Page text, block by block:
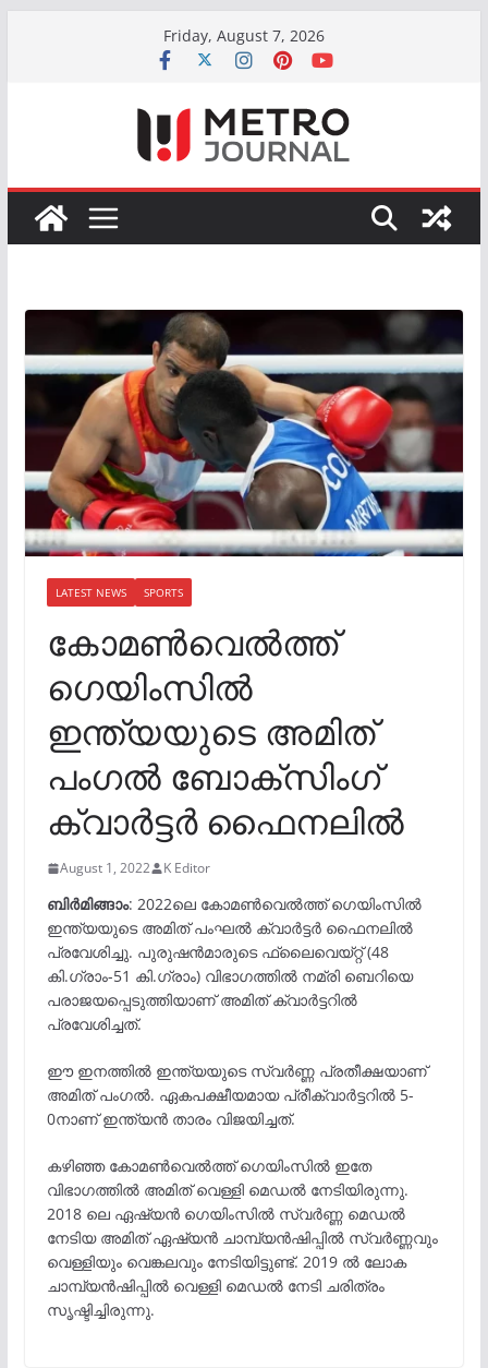
Friday, August 7, 2026
LATEST NEWS SPORTS
കോമൺവെൽത്ത്
ഗെയിംസിൽ
ഇന്ത്യയുടെ അമിത്
പംഗൽ ബോക്സിംഗ്
ക്വാര്‍ട്ടര്‍ ഫൈനലില്‍
August 1, 2022 K Editor
ബിര്‍മിങ്ങാം: 2022ലെ കോമണ്‍വെല്‍ത്ത് ഗെയിംസിൽ
ഇന്ത്യയുടെ അമിത് പംഘൽ ക്വാർട്ടർ ഫൈനലിൽ
പ്രവേശിച്ചു. പുരുഷൻമാരുടെ ഫ്ലൈവെയ്റ്റ് (48
കി.ഗ്രാം-51 കി.ഗ്രാം) വിഭാഗത്തിൽ നമ്രി ബെറിയെ
പരാജയപ്പെടുത്തിയാണ് അമിത് ക്വാർട്ടറിൽ
പ്രവേശിച്ചത്.
ഈ ഇനത്തിൽ ഇന്ത്യയുടെ സ്വർണ്ണ പ്രതീക്ഷയാണ്
അമിത് പംഗൽ. ഏകപക്ഷീയമായ പ്രീക്വാർട്ടറിൽ 5-
0നാണ് ഇന്ത്യൻ താരം വിജയിച്ചത്.
കഴിഞ്ഞ കോമൺവെൽത്ത് ഗെയിംസിൽ ഇതേ
വിഭാഗത്തിൽ അമിത് വെള്ളി മെഡൽ നേടിയിരുന്നു.
2018 ലെ ഏഷ്യൻ ഗെയിംസിൽ സ്വർണ്ണ മെഡൽ
നേടിയ അമിത് ഏഷ്യൻ ചാമ്പ്യൻഷിപ്പിൽ സ്വർണ്ണവും
വെള്ളിയും വെങ്കലവും നേടിയിട്ടുണ്ട്. 2019 ൽ ലോക
ചാമ്പ്യൻഷിപ്പിൽ വെള്ളി മെഡൽ നേടി ചരിത്രം
സൃഷ്ടിച്ചിരുന്നു.